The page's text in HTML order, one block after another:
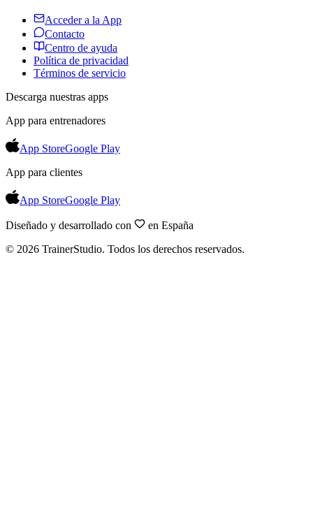
Acceder a la App
Contacto
Centro de ayuda
Política de privacidad
Términos de servicio
Descarga nuestras apps
App para entrenadores
App StoreGoogle Play
App para clientes
App StoreGoogle Play
Diseñado y desarrollado con
en España
© 2026 TrainerStudio. Todos los derechos reservados.